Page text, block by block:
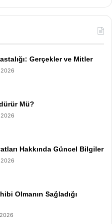
Gerçekler ve Mitler
Mü?
Hakkında Güncel Bilgiler
Olmanın Sağladığı